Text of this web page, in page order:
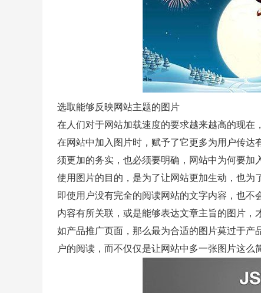
选取能够反映网站主题的图片
在人们对于网站加载速度的要求越来越高的现
在网站中加入图片时，赋予了它更多为用户传
须更加的务实，也必须要明确，网站中为何要加
使用图片的目的，是为了让网站更加生动，也
即使用户没有完全的阅读网站的文字内容，也
内容有所关联，或是能够表达文章主旨的图片，
如产品推广页面，那么最为合适的图片莫过于产
户的阅读，而不仅仅是让网站中多一张图片这么